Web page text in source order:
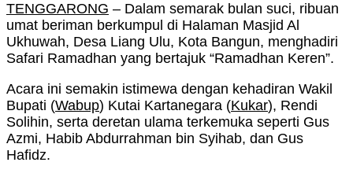
TENGGARONG – Dalam semarak bulan suci, ribuan
umat beriman berkumpul di Halaman Masjid Al
Ukhuwah, Desa Liang Ulu, Kota Bangun, menghadiri
Safari Ramadhan yang bertajuk “Ramadhan Keren”.
Acara ini semakin istimewa dengan kehadiran Wakil
Bupati (Wabup) Kutai Kartanegara (Kukar), Rendi
Solihin, serta deretan ulama terkemuka seperti Gus
Azmi, Habib Abdurrahman bin Syihab, dan Gus
Hafidz.